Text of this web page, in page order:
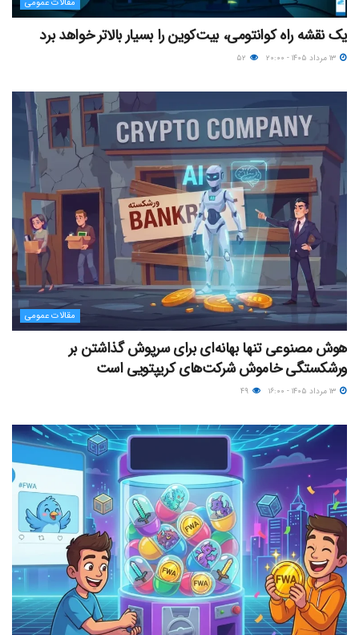
یک نقشه راه کوانتومی، بیت‌کوین را بسیار بالاتر خواهد برد
مقالات عمومی
هوش مصنوعی تنها بهانه‌ای برای سرپوش گذاشتن بر
ورشکستگی خاموش شرکت‌های کریپتویی است